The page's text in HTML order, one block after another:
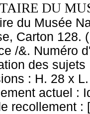
DU
du Musée
Carton 128.
/&. Numéro
des
: H. 28 x
actuel :
recollement :